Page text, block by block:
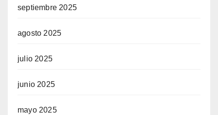
septiembre 2025
agosto 2025
julio 2025
junio 2025
mayo 2025